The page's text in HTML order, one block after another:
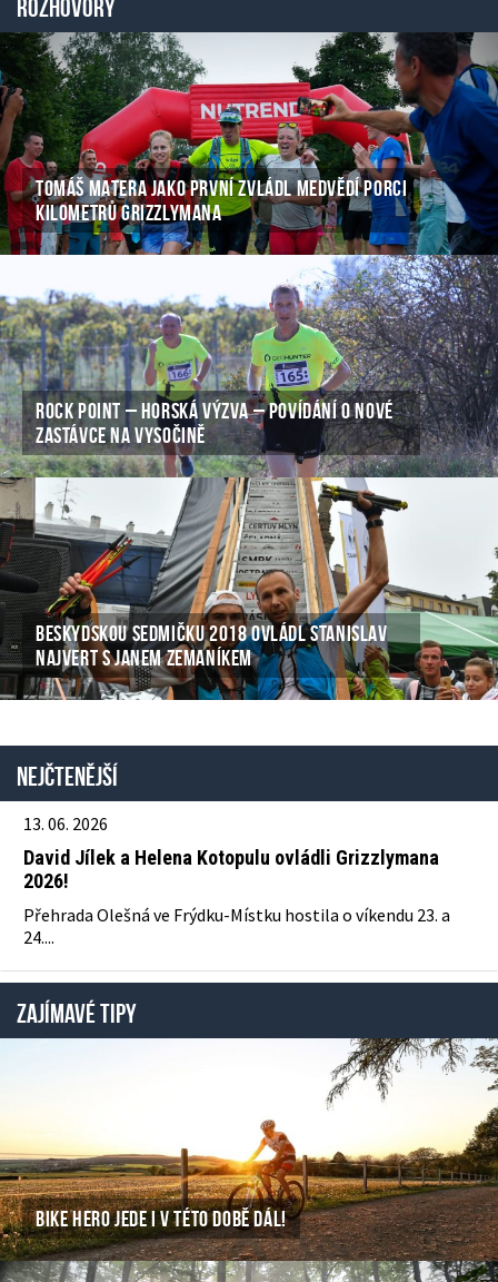
Rozhovory
TOMÁŠ MATERA JAKO PRVNÍ ZVLÁDL MEDVĚDÍ PORCI
KILOMETRŮ GRIZZLYMANA
ROCK POINT – HORSKÁ VÝZVA – POVÍDÁNÍ O NOVÉ
ZASTÁVCE NA VYSOČINĚ
BESKYDSKOU SEDMIČKU 2018 OVLÁDL STANISLAV
NAJVERT S JANEM ZEMANÍKEM
Nejčtenější
13. 06. 2026
David Jílek a Helena Kotopulu ovládli Grizzlymana
2026!
Přehrada Olešná ve Frýdku-Místku hostila o víkendu 23. a
24....
ZAJÍMAVÉ TIPY
BIKE HERO JEDE I V TÉTO DOBĚ DÁL!